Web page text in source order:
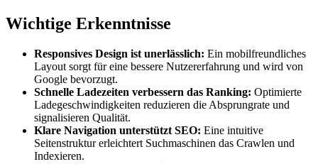
Wichtige Erkenntnisse
Responsives Design ist unerlässlich: Ein mobilfreundliches
Layout sorgt für eine bessere Nutzererfahrung und wird von
Google bevorzugt.
Schnelle Ladezeiten verbessern das Ranking: Optimierte
Ladegeschwindigkeiten reduzieren die Absprungrate und
signalisieren Qualität.
Klare Navigation unterstützt SEO: Eine intuitive
Seitenstruktur erleichtert Suchmaschinen das Crawlen und
Indexieren.